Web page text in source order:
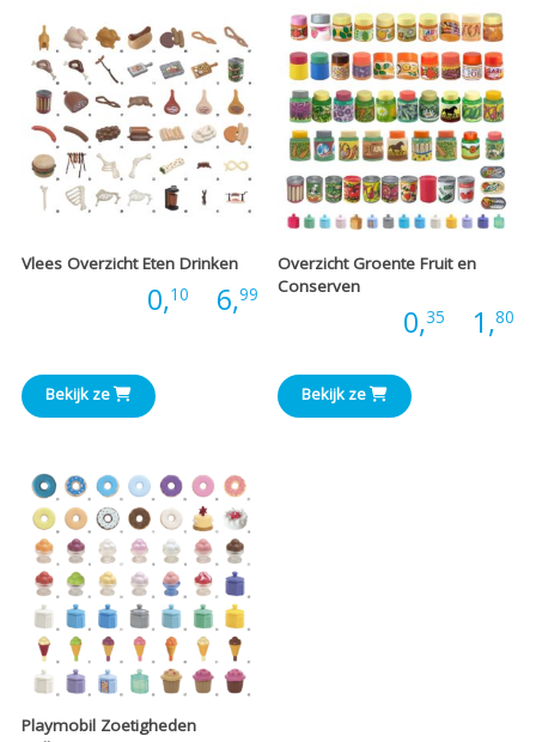
€2,50
Vlees Overzicht Eten Drinken
0,10 6,99Prijsklasse:
tot
Bekijk ze
Overzicht Groente Fruit en
Conserven
0,35 1,80
Bekijk ze
Playmobil Zoetigheden